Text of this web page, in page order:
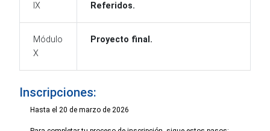
IX
Referidos.
Módulo
X
Proyecto final.
Inscripciones:
Hasta el 20 de marzo de 2026